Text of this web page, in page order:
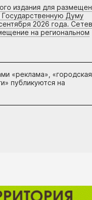
издания для
Государственную Думу
2026 года.
на региональном
«реклама», «городская
публикуются на